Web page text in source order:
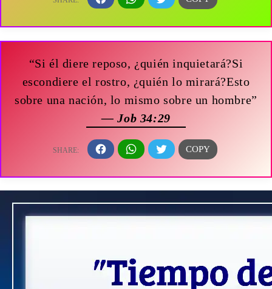
“Si él diere reposo, ¿quién inquietará?Si
escondiere el rostro, ¿quién lo mirará?Esto
sobre una nación, lo mismo sobre un hombre”
— Job 34:29